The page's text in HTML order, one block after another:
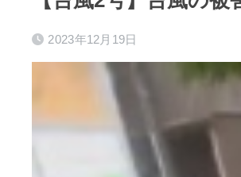
2023年12月19日